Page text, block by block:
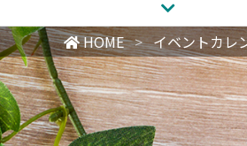
HOME > イベントカレ